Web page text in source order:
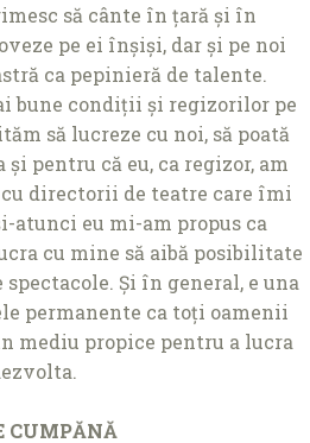
să cânte în ţară și în
pe ei înșiși, dar și pe noi
ca pepinieră de talente.
bune condiţii și regizorilor pe
să lucreze cu noi, să poată
pentru că eu, ca regizor, am
directorii de teatre care îmi
atunci eu mi-am propus ca
cu mine să aibă posibilitate
spectacole. Și în general, e una
permanente ca toţi oamenii
mediu propice pentru a lucra
CUMPĂNĂ